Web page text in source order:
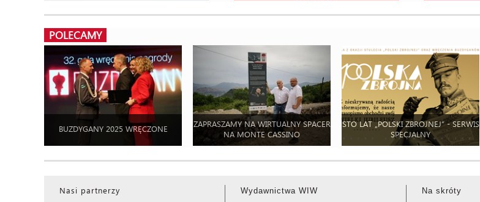
POLECAMY
BUZDYGANY 2025 WRĘCZONE
ZAPRASZAMY NA WIRTUALNY SPACER
NA MONTE CASSINO
STO LAT „POLSKI ZBROJNEJ” - SERWIS
SPECJALNY
Nasi partnerzy
Wydawnictwa WIW
Na skróty